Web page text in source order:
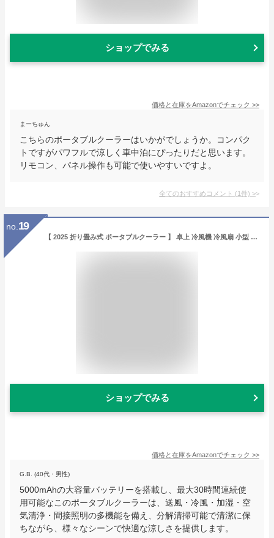
ショップでみる
価格と在庫をAmazonでチェック >>
まーちゅん
こちらのポータブルクーラーはいかがでしょうか。コンパク
トですがパワフルで涼しく車中泊にぴったりだと思います。
リモコン、パネル操作も可能で使いやすいですよ。
全てのおすすめコメント (1件) >
no. 19
【 2025 折り畳み式 ポータブルクーラー 】 卓上 冷風機 冷風扇 小型 充電式 静音 5000mAh大容量 30時間連続 急速充電 強力 扇風機 一台五役 送風 冷やし 加湿 空気清浄 間接照明 コンパクト 方向調節 自動首振り 分解清掃可能 ミニ クーラー 冷風 扇風機 涼しい ミスト 水冷 優しい 省エネ 熱中症対策 オフィス トイレ 寝室 車中泊 プレゼント (ブラック)
ショップでみる
価格と在庫をAmazonでチェック >>
G.B. (40代・男性)
5000mAhの大容量バッテリーを搭載し、最大30時間連続使
用可能なこのポータブルクーラーは、送風・冷風・加湿・空
気清浄・間接照明の多機能を備え、分解清掃可能で清潔に保
ちながら、様々なシーンで快適な涼しさを提供します。